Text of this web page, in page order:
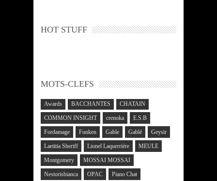
HOT STUFF
MOTS-CLEFS
Awards BACCHANTES CHATAIN
COMMON INSIGHT crenoka E.S.B
Fordamage Funken Gable Gablé Geysir
Laetitia Sheriff Lionel Laquerrière MEULE
Montgomery MOSSAI MOSSAI
Nestorisbianca OPAC Piano Chat